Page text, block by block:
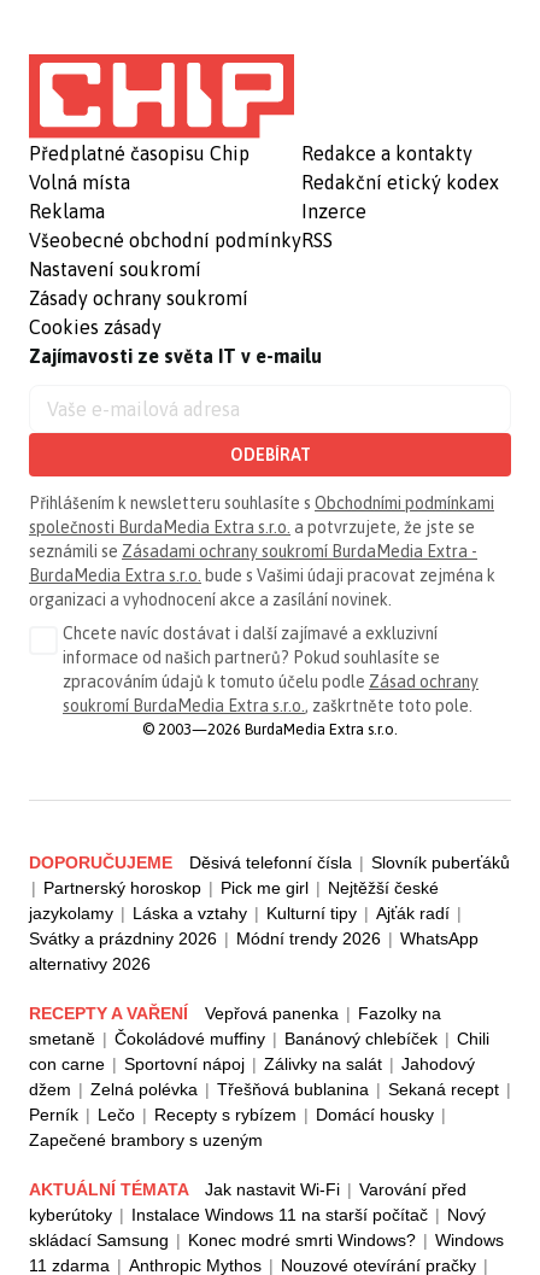
Předplatné časopisu Chip
Volná místa
Reklama
Všeobecné obchodní podmínky
Nastavení soukromí
Zásady ochrany soukromí
Cookies zásady
Redakce a kontakty
Redakční etický kodex
Inzerce
RSS
Zajímavosti ze světa IT v e-mailu
ODEBÍRAT
Přihlášením k newsletteru souhlasíte s Obchodními podmínkami
společnosti BurdaMedia Extra s.r.o. a potvrzujete, že jste se
seznámili se Zásadami ochrany soukromí BurdaMedia Extra -
BurdaMedia Extra s.r.o. bude s Vašimi údaji pracovat zejména k
organizaci a vyhodnocení akce a zasílání novinek.
Chcete navíc dostávat i další zajímavé a exkluzivní
informace od našich partnerů? Pokud souhlasíte se
zpracováním údajů k tomuto účelu podle Zásad ochrany
soukromí BurdaMedia Extra s.r.o., zaškrtněte toto pole.
© 2003—2026 BurdaMedia Extra s.r.o.
DOPORUČUJEME Děsivá telefonní čísla | Slovník puberťáků
| Partnerský horoskop | Pick me girl | Nejtěžší české
jazykolamy | Láska a vztahy | Kulturní tipy | Ajťák radí |
Svátky a prázdniny 2026 | Módní trendy 2026 | WhatsApp
alternativy 2026
RECEPTY A VAŘENÍ Vepřová panenka | Fazolky na
smetaně | Čokoládové muffiny | Banánový chlebíček | Chili
con carne | Sportovní nápoj | Zálivky na salát | Jahodový
džem | Zelná polévka | Třešňová bublanina | Sekaná recept |
Perník | Lečo | Recepty s rybízem | Domácí housky |
Zapečené brambory s uzeným
AKTUÁLNÍ TÉMATA Jak nastavit Wi-Fi | Varování před
kyberútoky | Instalace Windows 11 na starší počítač | Nový
skládací Samsung | Konec modré smrti Windows? | Windows
11 zdarma | Anthropic Mythos | Nouzové otevírání pračky |